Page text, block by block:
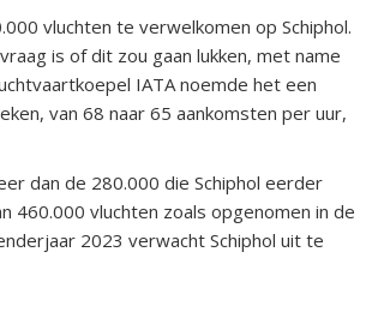
vluchten te verwelkomen op Schiphol.
is of dit zou gaan lukken, met name
IATA noemde het een
van 68 naar 65 aankomsten per uur,
dan de 280.000 die Schiphol eerder
460.000 vluchten zoals opgenomen in de
2023 verwacht Schiphol uit te